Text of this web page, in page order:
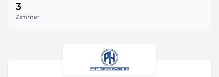
Zimmer
3